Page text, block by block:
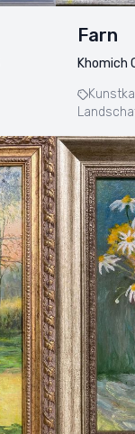
Farn
Khomich